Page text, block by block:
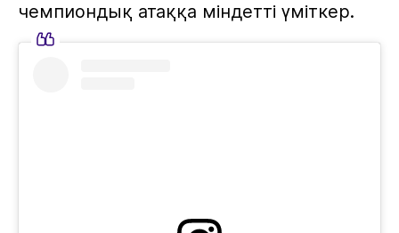
чемпиондық атаққа міндетті үміткер.